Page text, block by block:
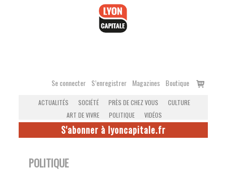
Se connecter S’enregistrer Magazines Boutique
Voir
ACTUALITÉS SOCIÉTÉ PRÈS DE CHEZ VOUS
CULTURE
ART DE VIVRE
POLITIQUE VIDÉOS
S'abonner à lyoncapitale.fr
POLITIQUE